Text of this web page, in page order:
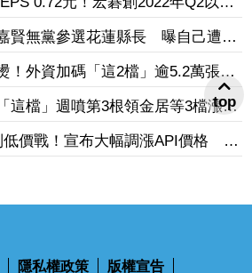
發表AI PC新品
賢無黨參選花蓮縣長 曝自己遭打
塔還被投毒「次氯酸鈉」
！外資加碼「這2檔」逾5.2萬張
億元、近5日大漲40%
這檔」週噴第3根領金居等3檔漲
、景碩累漲48%
低價戰！宣布大幅調漲API價格 AI
段
隱私權政策 版權宣告
top